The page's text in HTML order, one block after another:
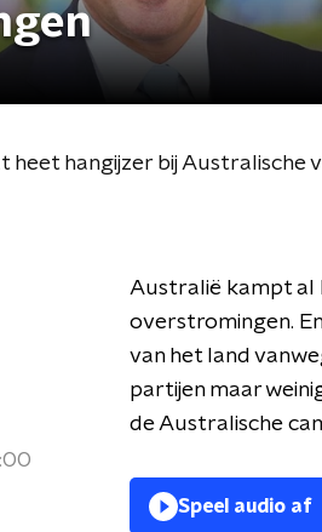
heet hangijzer bij Australische
Australië kampt al
overstromingen.
van het land
partijen maar
de Australische
Speel audio af